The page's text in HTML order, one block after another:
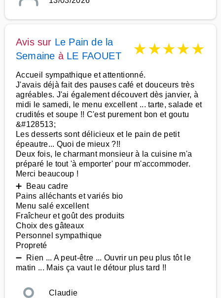
Avis sur Le Pain de la
Semaine à LE FAOUET ★★★★★
Accueil sympathique et attentionné.
J'avais déjà fait des pauses café et douceurs très
agréables. J'ai également découvert dès janvier, à
midi le samedi, le menu excellent ... tarte, salade et
crudités et soupe !! C'est purement bon et goutu
&#128513;
Les desserts sont délicieux et le pain de petit
épeautre... Quoi de mieux ?!!
Deux fois, le charmant monsieur à la cuisine m'a
préparé le tout 'à emporter' pour m'accommoder.
Merci beaucoup !
➕ Beau cadre
Pains alléchants et variés bio
Menu salé excellent
Fraîcheur et goût des produits
Choix des gâteaux
Personnel sympathique
Propreté
➖ Rien ... A peut-être ... Ouvrir un peu plus tôt le
matin ... Mais ça vaut le détour plus tard !!
Claudie